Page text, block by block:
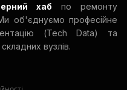
хаб по ремонту
об'єднуємо професійне
(Tech Data) та
вузлів.